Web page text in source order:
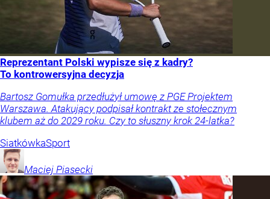
Reprezentant Polski wypisze się z kadry?
To kontrowersyjna decyzja
Bartosz Gomułka przedłużył umowę z PGE Projektem
Warszawa. Atakujący podpisał kontrakt ze stołecznym
klubem aż do 2029 roku. Czy to słuszny krok 24-latka?
SiatkówkaSport
Maciej Piasecki